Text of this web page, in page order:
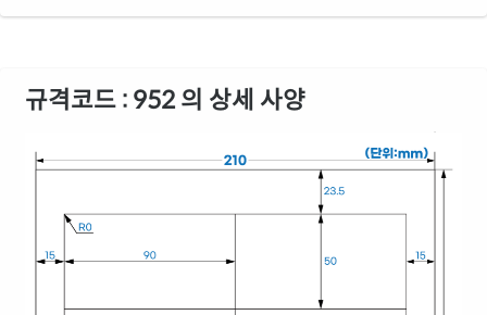
규격코드 : 952 의 상세 사양